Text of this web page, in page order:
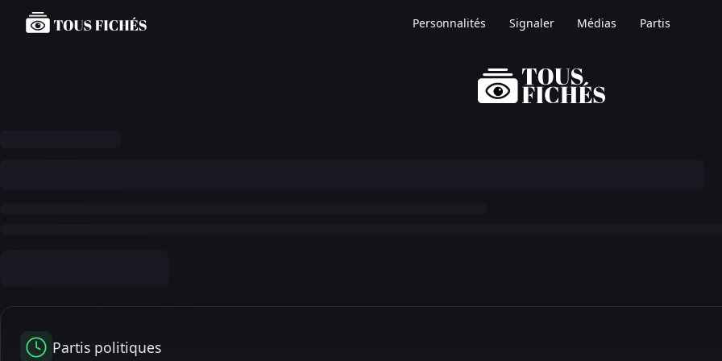
Personnalités Signaler Médias Partis
Partis politiques